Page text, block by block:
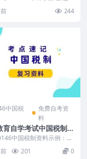
东省（其他省考生可适当
题示...
244
中国税
免费自考资
料
育自学考试中国税制考
中国税制资料示例：
是免费的，适用于全国高等
考试美学...
201 0